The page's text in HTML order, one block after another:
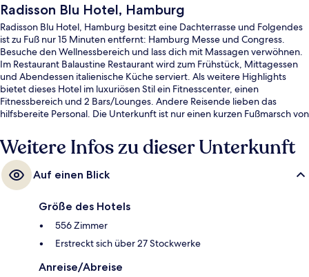
Radisson Blu Hotel, Hamburg
Radisson Blu Hotel, Hamburg besitzt eine Dachterrasse und Folgendes
ist zu Fuß nur 15 Minuten entfernt: Hamburg Messe und Congress.
Besuche den Wellnessbereich und lass dich mit Massagen verwöhnen.
Im Restaurant Balaustine Restaurant wird zum Frühstück, Mittagessen
und Abendessen italienische Küche serviert. Als weitere Highlights
bietet dieses Hotel im luxuriösen Stil ein Fitnesscenter, einen
Fitnessbereich und 2 Bars/Lounges. Andere Reisende lieben das
hilfsbereite Personal. Die Unterkunft ist nur einen kurzen Fußmarsch von
Minuten (S-Bahnhof Dammtor) bzw. 5 Minuten (U-Bahnhof
Stephansplatz).
Weitere Infos zu dieser Unterkunft
Auf einen Blick
Größe des Hotels
556 Zimmer
Erstreckt sich über 27 Stockwerke
Anreise/Abreise